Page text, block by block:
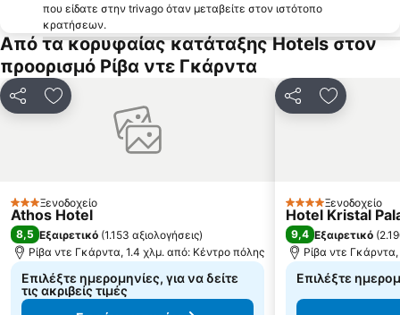
που είδατε στην trivago όταν μεταβείτε στον ιστότοπο
κρατήσεων.
Από τα κορυφαίας κατάταξης Hotels στον
προορισμό Ρίβα ντε Γκάρντα
ΚοινοποίησηΠροσθήκη στα αγαπημένα
3 ΑστέριαΞενοδοχείο
Athos Hotel
8,5 Εξαιρετικό (1.153 αξιολογήσεις)
Ρίβα ντε Γκάρντα, 1.4 χλμ. από: Κέντρο πόλης
Επιλέξτε ημερομηνίες, για να δείτε
τις ακριβείς τιμές
Κοινοποίηση
4 ΑστέριαΞενοδοχείο
Hotel Kristal
9,4 Εξαιρετικό (
Ρίβα ντε
Επιλέξτε